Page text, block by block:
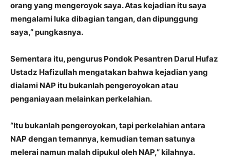
orang yang mengeroyok saya. Atas kejadian itu saya
mengalami luka dibagian tangan, dan dipunggung
saya,” pungkasnya.
Sementara itu, pengurus Pondok Pesantren Darul Hufaz
Ustadz Hafizullah mengatakan bahwa kejadian yang
dialami NAP itu bukanlah pengeroyokan atau
penganiayaan melainkan perkelahian.
“Itu bukanlah pengeroyokan, tapi perkelahian antara
NAP dengan temannya, kemudian teman satunya
melerai namun malah dipukul oleh NAP,” kilahnya.